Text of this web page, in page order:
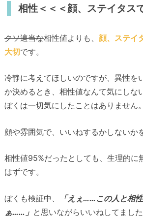
相性＜＜＜顔、ステイタス
クソ適当な相性値よりも、 顔、ステイ
大切です。
冷静に考えてほしいのですが、異性を
か決めるとき、相性値なんて気にしな
ぼくは一切気にしたことはありません。
顔や雰囲気で、いいねするかしないか
相性値95%だったとしても、生理的に
はずです。
ぼくも検証中、
「えぇ……この人と相
ぁ……」 と思いながらいいねしてました